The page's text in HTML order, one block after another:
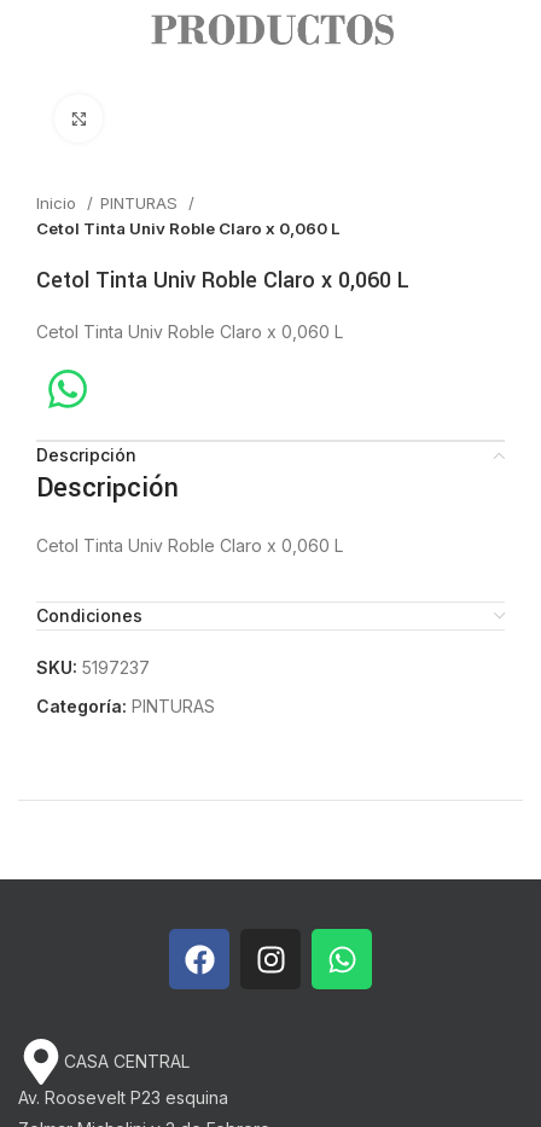
Inicio
PINTURAS
Cetol Tinta Univ Roble Claro x 0,060 L
Cetol Tinta Univ Roble Claro x 0,060 L
Cetol Tinta Univ Roble Claro x 0,060 L
Descripción
Descripción
Cetol Tinta Univ Roble Claro x 0,060 L
Condiciones
SKU: 5197237
Categoría: PINTURAS
CASA CENTRAL
Av. Roosevelt P23 esquina